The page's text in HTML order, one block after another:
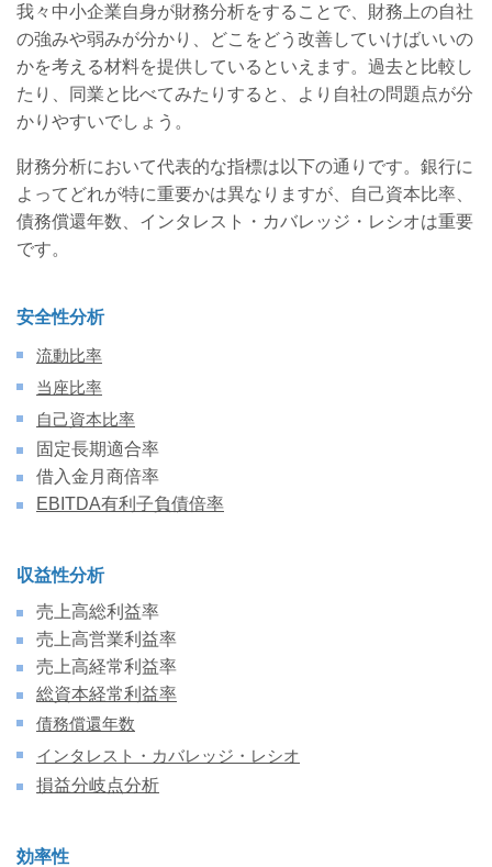
我々中小企業自身が財務分析をすることで、財務上の自社
の強みや弱みが分かり、どこをどう改善していけばいいの
かを考える材料を提供しているといえます。過去と比較し
たり、同業と比べてみたりすると、より自社の問題点が分
かりやすいでしょう。
財務分析において代表的な指標は以下の通りです。銀行に
よってどれが特に重要かは異なりますが、自己資本比率、
債務償還年数、インタレスト・カバレッジ・レシオは重要
です。
安全性分析
流動比率
当座比率
自己資本比率
固定長期適合率
借入金月商倍率
EBITDA有利子負債倍率
収益性分析
売上高総利益率
売上高営業利益率
売上高経常利益率
総資本経常利益率
債務償還年数
インタレスト・カバレッジ・レシオ
損益分岐点分析
効率性